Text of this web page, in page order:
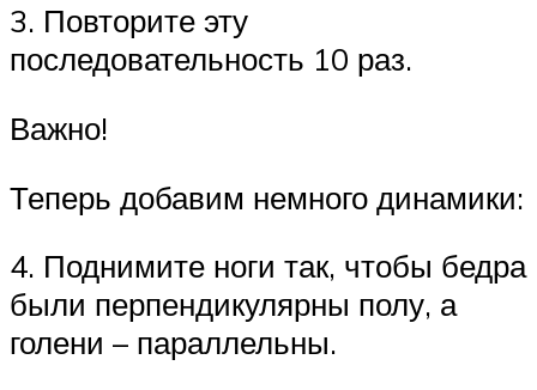
3. Повторите эту
последовательность 10 раз.
Важно!
Теперь добавим немного динамики:
4. Поднимите ноги так, чтобы бедра
были перпендикулярны полу, а
голени – параллельны.